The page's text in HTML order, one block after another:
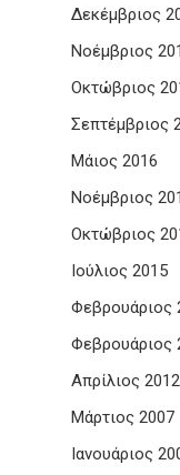
Δεκέμβριος
Νοέμβριος
Οκτώβριος
Σεπτέμβριος
Μάιος 2016
Νοέμβριος
Οκτώβριος
Ιούλιος 2015
Φεβρουάριος
Φεβρουάριος
Απρίλιος 2012
Μάρτιος 2007
Ιανουάριος